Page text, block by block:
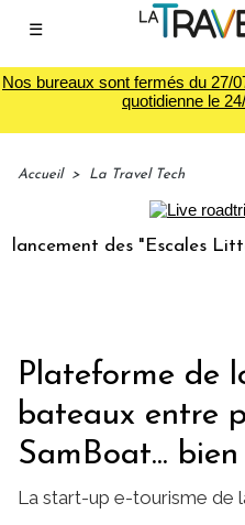
☰
Nos bureaux sont fermés du 27/
quotidienne le
Accueil > La Travel Tech
des "Escales Littéraires",
Plateforme de
bateaux entre
SamBoat... bien
La start-up e-tourisme de